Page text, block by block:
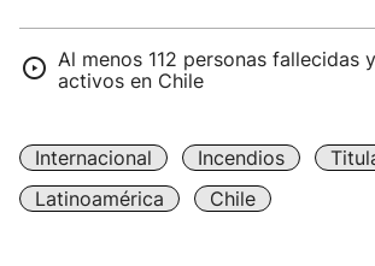
Al menos 112 personas fallecidas
activos en Chile
Internacional Incendios
Latinoamérica
Chile